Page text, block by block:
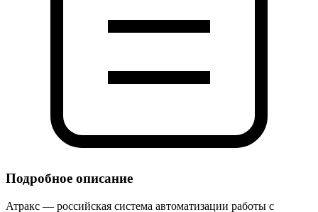
Подробное описание
Атракс — российская система автоматизации работы с